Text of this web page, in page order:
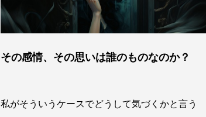
その感情、その思いは誰のものなのか？
私がそういうケースでどうして気づくかと言う